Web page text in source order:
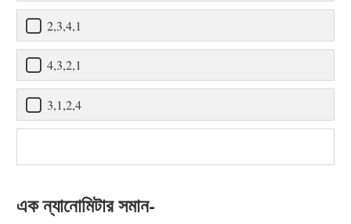
2,3,4,1
4,3,2,1
3,1,2,4
এক ন্যানোমিটার সমান-